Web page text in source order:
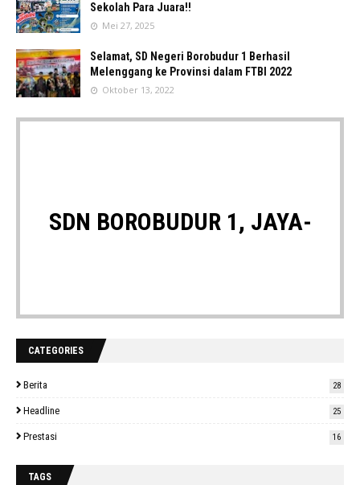
Sekolah Para Juara!!
Mei 27, 2025
Selamat, SD Negeri Borobudur 1 Berhasil
Melenggang ke Provinsi dalam FTBI 2022
Oktober 13, 2022
SDN BOROBUDUR 1, JAYA-
CATEGORIES
Berita 28
Headline 25
Prestasi 16
TAGS